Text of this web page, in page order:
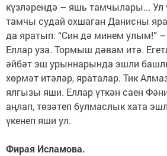
күзләрендә – яшь тамчылары... Ул
тамчы судай охшаган Данисны
да яратып: “Син дә минем улым!”
Еллар уза. Тормыш дәвам итә.
әйбәт эш урыннарында эшли
хөрмәт итәләр, яраталар. Тик
ялгызы яши. Еллар үткән саен
аңлап, төзәтеп булмаслык хата
үкенеп яши ул.
Фирая Исламова.